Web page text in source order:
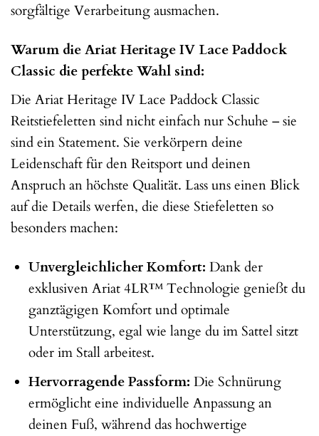
sorgfältige Verarbeitung ausmachen.
Warum die Ariat Heritage IV Lace Paddock
Classic die perfekte Wahl sind:
Die Ariat Heritage IV Lace Paddock Classic
Reitstiefeletten sind nicht einfach nur Schuhe – sie
sind ein Statement. Sie verkörpern deine
Leidenschaft für den Reitsport und deinen
Anspruch an höchste Qualität. Lass uns einen Blick
auf die Details werfen, die diese Stiefeletten so
besonders machen:
Unvergleichlicher Komfort: Dank der
exklusiven Ariat 4LR™ Technologie genießt du
ganztägigen Komfort und optimale
Unterstützung, egal wie lange du im Sattel sitzt
oder im Stall arbeitest.
Hervorragende Passform: Die Schnürung
ermöglicht eine individuelle Anpassung an
deinen Fuß, während das hochwertige